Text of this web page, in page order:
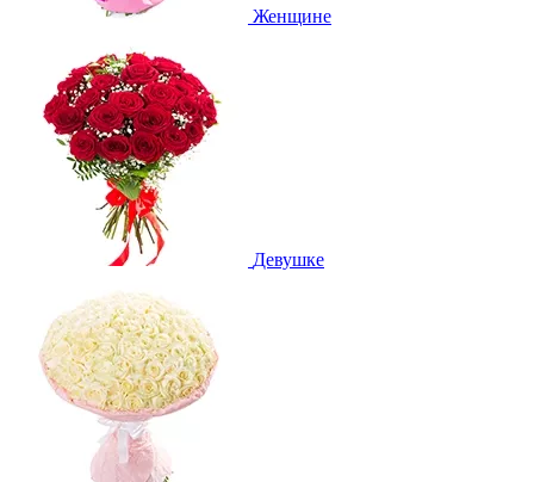
Женщине
Девушке